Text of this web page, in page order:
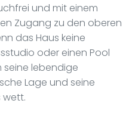
und mit einem
Zugang zu den oberen
das Haus keine
oder einen Pool
lebendige
Lage und seine